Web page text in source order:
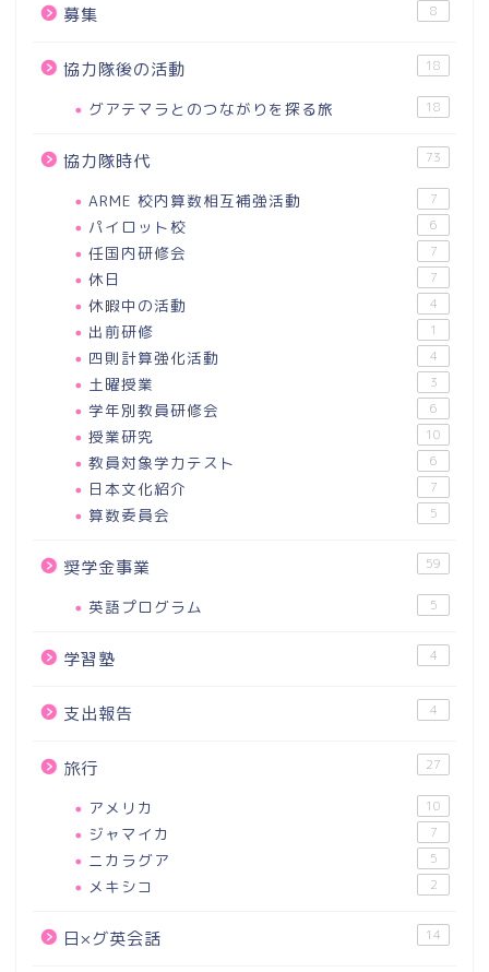
募集 8
協力隊後の活動 18
グアテマラとのつながりを探る旅 18
協力隊時代 73
ARME 校内算数相互補強活動 7
パイロット校 6
任国内研修会 7
休日 7
休暇中の活動 4
出前研修 1
四則計算強化活動 4
土曜授業 3
学年別教員研修会 6
授業研究 10
教員対象学力テスト 6
日本文化紹介 7
算数委員会 5
奨学金事業 59
英語プログラム 5
学習塾 4
支出報告 4
旅行 27
アメリカ 10
ジャマイカ 7
ニカラグア 5
メキシコ 2
日×グ英会話 14